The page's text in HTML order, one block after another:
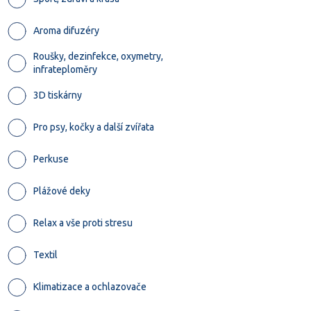
Aroma difuzéry
Roušky, dezinfekce, oxymetry,
infrateploměry
3D tiskárny
Pro psy, kočky a další zvířata
Perkuse
Plážové deky
Relax a vše proti stresu
Textil
Klimatizace a ochlazovače